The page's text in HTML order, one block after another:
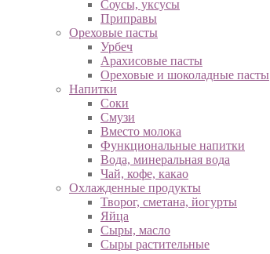
Соусы, уксусы
Приправы
Ореховые пасты
Урбеч
Арахисовые пасты
Ореховые и шоколадные пасты
Напитки
Соки
Смузи
Вместо молока
Функциональные напитки
Вода, минеральная вода
Чай, кофе, какао
Охлажденные продукты
Творог, сметана, йогурты
Яйца
Сыры, масло
Сыры растительные